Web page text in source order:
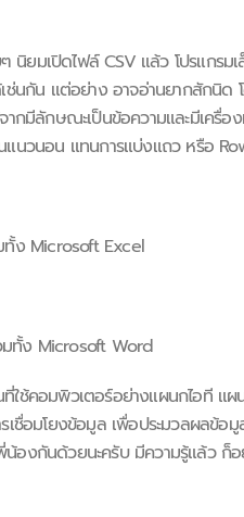
นิยมเปิดไฟล์ CSV แล้ว โปรแกร
ช่นกัน แต่อย่าง อาจอ่านยากสักนิด
กมีลักษณะเป็นข้อความและมีเครื่อ
นวนอน แทนการแบ่งแถว หรือ
ทั้ง Microsoft Excel
มทั้ง Microsoft Word
ใช้คอมพิวเตอร์อย่างแผนกไอที แ
เชื่อมโยงข้อมูล เพื่อประมวลผลข้
น้องกันด้วยนะครับ มีความรู้แล้ว